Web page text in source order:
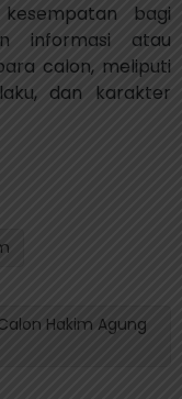
bagi
informasi atau
calon, meliputi
dan karakter
Hakim Agung